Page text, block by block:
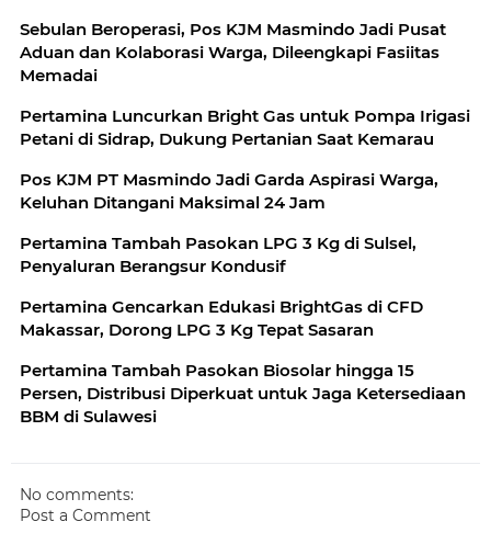
Sebulan Beroperasi, Pos KJM Masmindo Jadi Pusat
Aduan dan Kolaborasi Warga, Dileengkapi Fasiitas
Memadai
Pertamina Luncurkan Bright Gas untuk Pompa Irigasi
Petani di Sidrap, Dukung Pertanian Saat Kemarau
Pos KJM PT Masmindo Jadi Garda Aspirasi Warga,
Keluhan Ditangani Maksimal 24 Jam
Pertamina Tambah Pasokan LPG 3 Kg di Sulsel,
Penyaluran Berangsur Kondusif
Pertamina Gencarkan Edukasi BrightGas di CFD
Makassar, Dorong LPG 3 Kg Tepat Sasaran
Pertamina Tambah Pasokan Biosolar hingga 15
Persen, Distribusi Diperkuat untuk Jaga Ketersediaan
BBM di Sulawesi
No comments:
Post a Comment